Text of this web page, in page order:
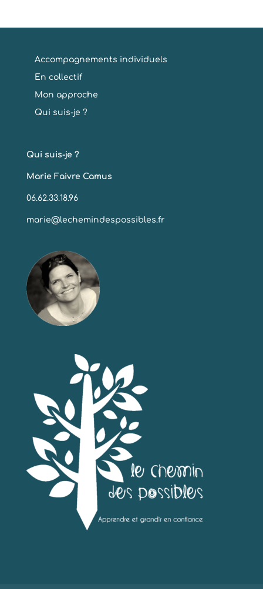
Accompagnements individuels
En collectif
Mon approche
Qui suis-je ?
Qui suis-je ?
Marie Faivre Camus
06.62.33.18.96
marie@lechemindespossibles.fr